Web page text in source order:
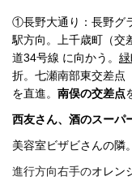
①長野大通り：長野グ
駅方向。 上千歳町（交
道34号線 に向かう。
折。七瀬南部東交差点
を直進。 南俣の交差点
西友さん、酒のスーパ
美容室ビザビさんの隣
進行方向右手のオレン